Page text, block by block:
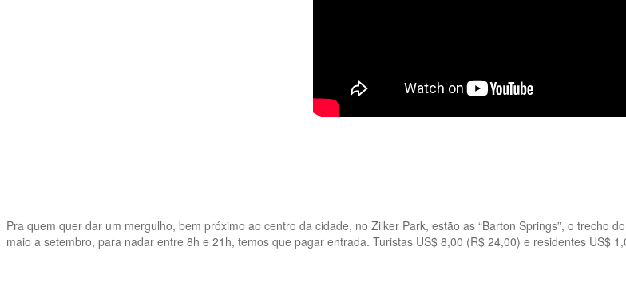
Pra quem quer dar um mergulho, bem próximo ao centro da cidade, no Zilker Park, estão as “Barton Springs”, o trecho
maio a setembro, para nadar entre 8h e 21h, temos que pagar entrada. Turistas US$ 8,00 (R$ 24,00) e residentes US$